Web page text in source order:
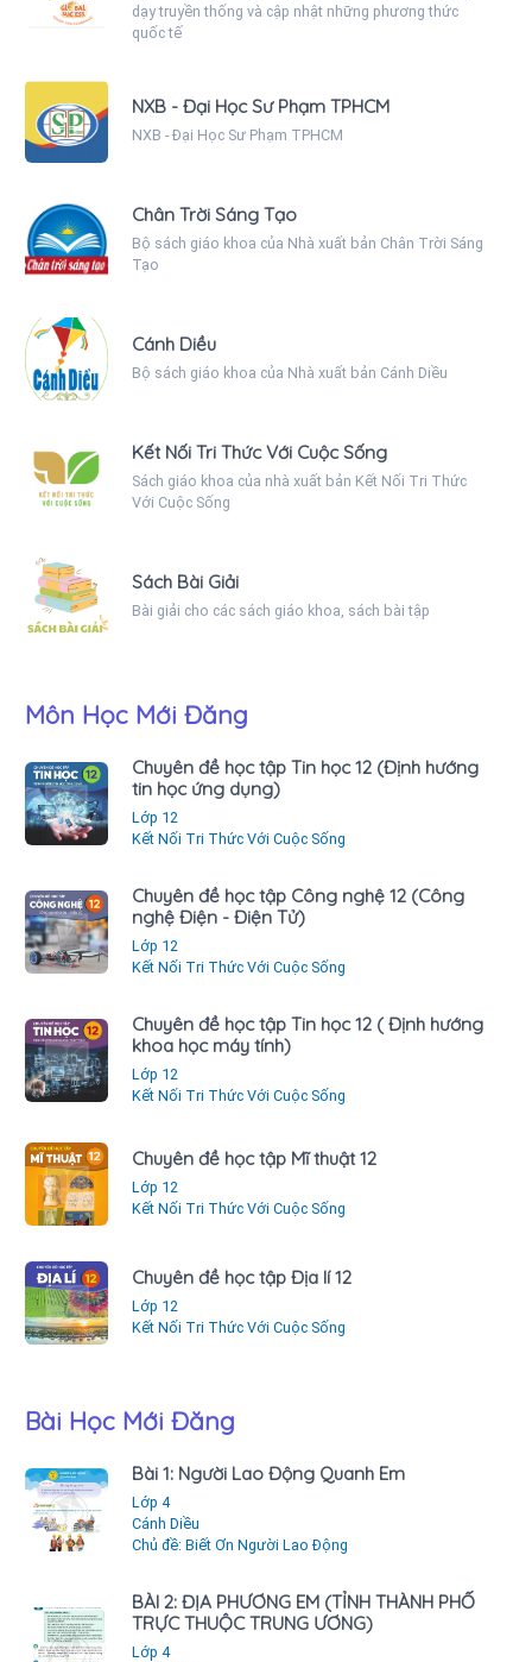
dạy truyền thống và cập nhật những phương thức
quốc tế
NXB - Đại Học Sư Phạm TPHCM
NXB - Đại Học Sư Phạm TPHCM
Chân Trời Sáng Tạo
Bộ sách giáo khoa của Nhà xuất bản Chân Trời Sáng
Tạo
Cánh Diều
Bộ sách giáo khoa của Nhà xuất bản Cánh Diều
Kết Nối Tri Thức Với Cuộc Sống
Sách giáo khoa của nhà xuất bản Kết Nối Tri Thức
Với Cuộc Sống
Sách Bài Giải
Bài giải cho các sách giáo khoa, sách bài tập
Môn Học Mới Đăng
Chuyên đề học tập Tin học 12 (Định hướng
tin học ứng dụng)
Lớp 12
Kết Nối Tri Thức Với Cuộc Sống
Chuyên đề học tập Công nghệ 12 (Công
nghệ Điện - Điện Tử)
Lớp 12
Kết Nối Tri Thức Với Cuộc Sống
Chuyên đề học tập Tin học 12 ( Định hướng
khoa học máy tính)
Lớp 12
Kết Nối Tri Thức Với Cuộc Sống
Chuyên đề học tập Mĩ thuật 12
Lớp 12
Kết Nối Tri Thức Với Cuộc Sống
Chuyên đề học tập Địa lí 12
Lớp 12
Kết Nối Tri Thức Với Cuộc Sống
Bài Học Mới Đăng
Bài 1: Người Lao Động Quanh Em
Lớp 4
Cánh Diều
Chủ đề: Biết Ơn Người Lao Động
BÀI 2: ĐỊA PHƯƠNG EM (TỈNH THÀNH PHỐ
TRỰC THUỘC TRUNG ƯƠNG)
Lớp 4